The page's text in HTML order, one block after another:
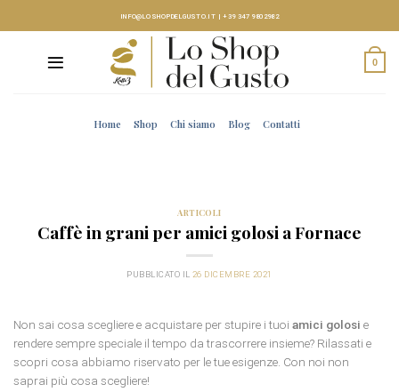
INFO@LOSHOPDELGUSTO.IT |+39 347 9802982
0
Home Shop Chi siamo Blog Contatti
ARTICOLI
Caffè in grani per amici golosi a Fornace
PUBBLICATO IL26 DICEMBRE 2021
Non sai cosa scegliere e acquistare per stupire i tuoi amici golosi e
rendere sempre speciale il tempo da trascorrere insieme? Rilassati e
scopri cosa abbiamo riservato per le tue esigenze. Con noi non
saprai più cosa scegliere!